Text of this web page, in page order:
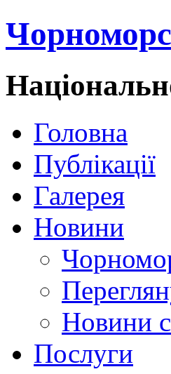
Головна
Публікації
Галерея
Новини
Новини
Послуги